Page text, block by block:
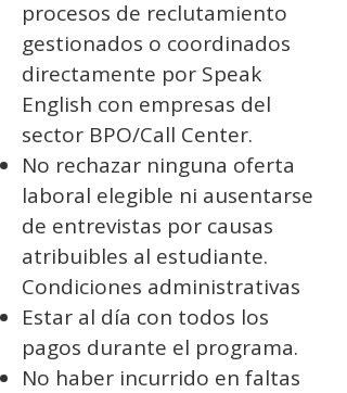
procesos de reclutamiento
gestionados o coordinados
directamente por Speak
English con empresas del
sector BPO/Call Center.
No rechazar ninguna oferta
laboral elegible ni ausentarse
de entrevistas por causas
atribuibles al estudiante.
Condiciones administrativas
Estar al día con todos los
pagos durante el programa.
No haber incurrido en faltas